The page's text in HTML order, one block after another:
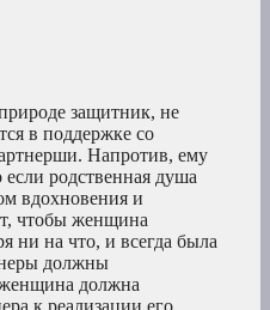
защитник, не
в поддержке со
Напротив, ему
родственная душа
вдохновения и
чтобы женщина
ни на что, и всегда была
должны
должна
к реализации его